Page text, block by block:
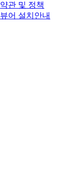
약관 및 정책
뷰어 설치안내